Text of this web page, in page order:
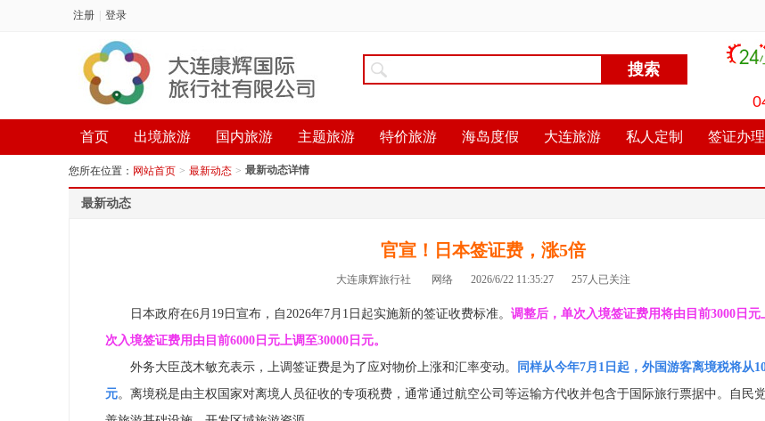
注册 登录
首页 出境旅游 国内旅游 主题旅游 特价旅游 海岛度假 大连旅游 私人定制 签证办理
您所在位置： 网站首页 > 最新动态 > 最新动态详情
最新动态
官宣！日本签证费，涨5倍
大连康辉旅行社 网络 2026/6/22 11:35:27 257人已关注
日本政府在6月19日宣布，自2026年7月1日起实施新的签证收费标准。 调整后，单次入境签证费用将由目前3000日元
次入境签证费用由目前6000日元上调至30000日元。
外务大臣茂木敏充表示，上调签证费是为了应对物价上涨和汇率变动。
同样从今年7月1日起，外国游客离境税将从
元。离境税是由主权国家对离境人员征收的专项税费，通常通过航空公司等运输方代收并包含于国际旅行票据中。自民